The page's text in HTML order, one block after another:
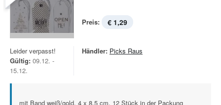
Preis: € 1,29
Leider verpasst!
Gültig: 09.12. -
15.12.
Händler: Picks Raus
mit Band weiß/gold, 4 x 8,5 cm, 12 Stück in der Packung